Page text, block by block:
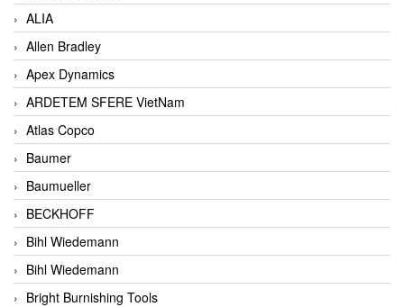
ALIA
Allen Bradley
Apex Dynamics
ARDETEM SFERE VietNam
Atlas Copco
Baumer
Baumueller
BECKHOFF
Bihl Wiedemann
Bihl Wiedemann
Bright Burnishing Tools